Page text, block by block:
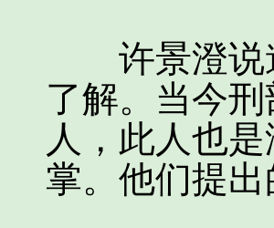
许景澄说道
了解。当今
人，此人也
掌。他们提